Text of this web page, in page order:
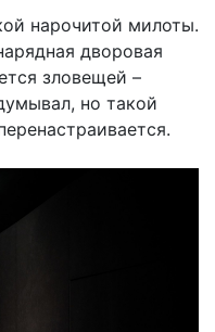
нарочитой милоты.
дворовая
зловещей –
но такой